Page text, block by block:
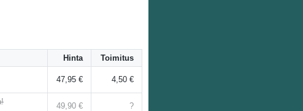
Hinta Toimitus
47,95 € 4,50 €
49,90 € ?